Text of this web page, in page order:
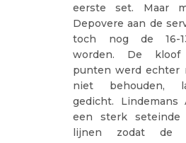
eerste set. Maar
Depovere aan de
toch nog de 16-
worden. De
punten werd echter
niet behouden,
gedicht. Lindemans
een sterk seteinde
lijnen zodat de